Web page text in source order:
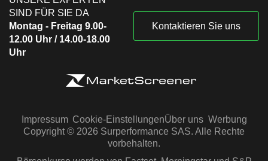
SIND FÜR SIE DA
Montag - Freitag 9.00-
12.00 Uhr / 14.00-18.00
Uhr
Kontaktieren Sie uns
Impressum Cookie-EinstellungenÜber uns Werbung
Copyright © 2026 Surperformance SAS. Alle Rechte
vorbehalten.